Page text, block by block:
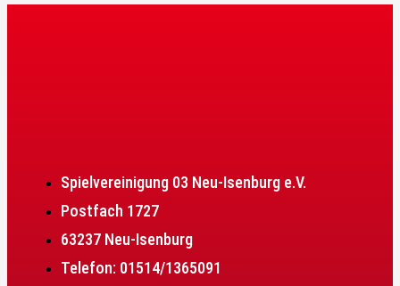
Spielvereinigung 03 Neu-Isenburg e.V.
Postfach 1727
63237 Neu-Isenburg
Telefon: 01514/1365091